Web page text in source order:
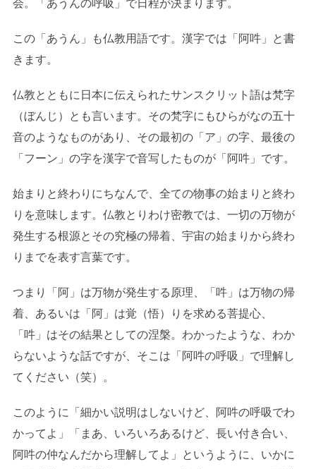
会。「あうんの呼吸」で日程が決まります。
この「あうん」も仏教用語です。漢字では「阿吽」と書
きます。
仏教とともに日本に伝えられたサンスクリット語は梵字
（ぼんじ）とも言います。その梵字にもひらがなの五十
音のようなものがあり、その最初の「ア」の字、最後の
「フーン」の字を漢字で音写したものが「阿吽」です。
始まりと終わりにちなんで、全ての物事の始まりと終わ
りを意味します。仏教とりわけ密教では、一切の万物が
発生する根源とその究極の帰着、宇宙の始まりから終わ
りまでを表す言葉です。
つまり「阿」は万物が発生する原理、「吽」は万物の帰
着、あるいは「阿」は覚（悟）りを求める菩提心、
「吽」はその結果としての涅槃。わかったような、わか
らないような話ですが、そこは「阿吽の呼吸」で理解し
てください（笑）。
このように「細かい説明はしないけど、阿吽の呼吸でわ
かってよ」「まあ、いろいろあるけど、長い付き合い、
阿吽の仲なんだから理解してよ」というように、いかに